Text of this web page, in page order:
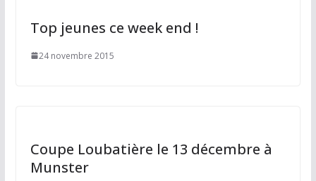
Top jeunes ce week end !
24 novembre 2015
Coupe Loubatière le 13 décembre à
Munster